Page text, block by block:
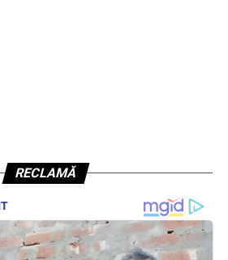
RECLAMĂ